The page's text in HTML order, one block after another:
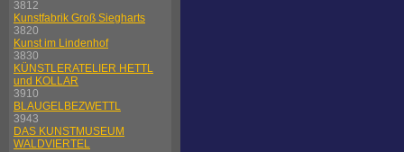
3812
Kunstfabrik Groß Siegharts
3820
Kunst im Lindenhof
3830
KÜNSTLERATELIER HETTL
und KOLLAR
3910
BLAUGELBEZWETTL
3943
DAS KUNSTMUSEUM
WALDVIERTEL